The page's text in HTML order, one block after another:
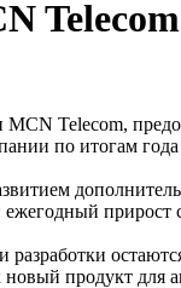
Telecom
MCN Telecom,
по итогам
прирост
продукт для